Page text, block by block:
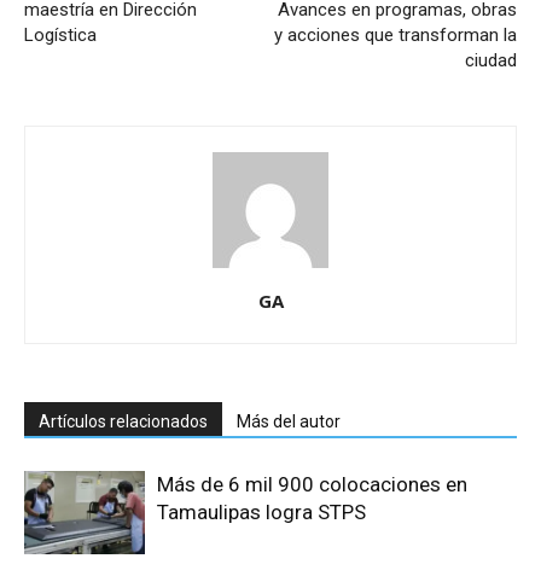
maestría en Dirección
Logística
Avances en programas, obras
y acciones que transforman la
ciudad
GA
Artículos relacionados Más del autor
Más de 6 mil 900 colocaciones en
Tamaulipas logra STPS